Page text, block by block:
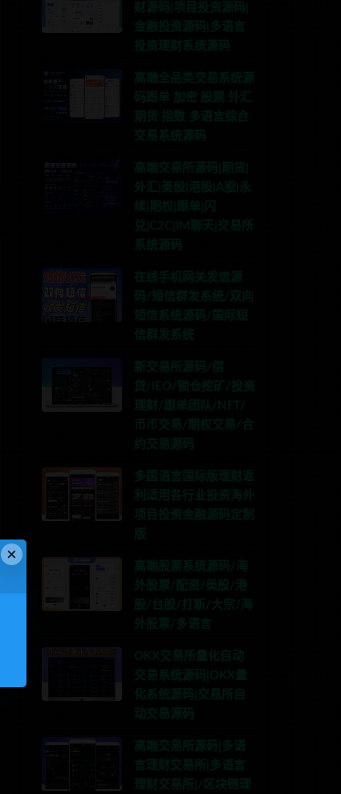
财源码|项目投资源码|
金融投资源码|多语言
投资理财系统源码
高端全品类交易系统源
码跟单 加密 股票 外汇
期货 指数 多语言综合
交易系统源码
高端交易所源码|期货|
外汇|美股|港股|A股|永
续|期权|跟单|闪
兑|C2C|IM聊天|交易所
系统源码
在线手机网关发信源
码/短信群发系统/双向
短信系统源码/国际短
信群发系统
新交易所源码/借
贷/IEO/锁仓挖矿/投资
理财/跟单团队/NFT/
币币交易/期权交易/合
约交易源码
多国语言国际版理财返
利适用各行业投资海外
项目投资金融源码定制
版
高端股票系统源码/海
外股票/配资/美股/港
股/台股/打新/大宗/海
外股票/多语言
OKX交易所量化自动
交易系统源码|OKX量
化系统源码|交易所自
动交易源码
高端交易所源码|多语
言理财交易所|多语言
理财交易所|/区块链理
×